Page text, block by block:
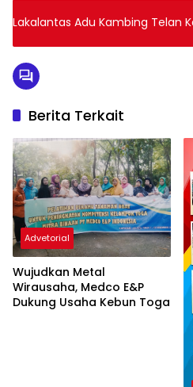
Lakalantas Adu Kambing Telan
Berita Terkait
Advetorial
Wujudkan Metal
Wirausaha, Medco E&P
Dukung Usaha Kebun Toga